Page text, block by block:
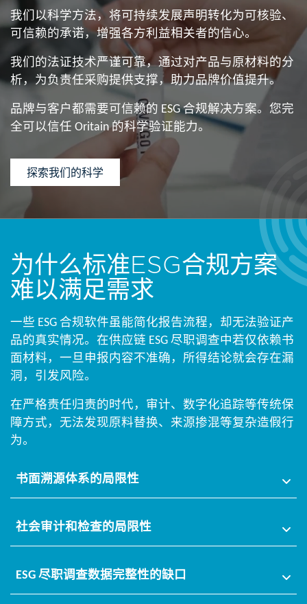
我们以科学方法，将可持续发展声明转化为可核验、
可信赖的承诺，增强各方利益相关者的信心。​​
我们的法证技术严谨可靠，通过对产品与原材料的分
析，为负责任采购提供支撑，助力品牌价值提升。​​
品牌与客户都需要可信赖的 ESG 合规解决方案。您完
全可以信任 Oritain 的科学验证能力。
探索我们的科学
为什么标准ESG合规方案
难以满足需求
一些 ESG 合规软件虽能简化报告流程，却无法验证产
品的真实情况。在供应链 ESG 尽职调查中若仅依赖书
面材料，一旦申报内容不准确，所得结论就会存在漏
洞，引发风险。​​
在严格责任归责的时代，审计、数字化追踪等传统保
障方式，无法发现原料替换、来源掺混等复杂造假行
为。​
书面溯源体系的局限性​
社会审计和检查的局限性
ESG 尽职调查数据完整性的缺口​